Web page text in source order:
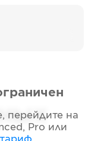
перейдите на
Pro или